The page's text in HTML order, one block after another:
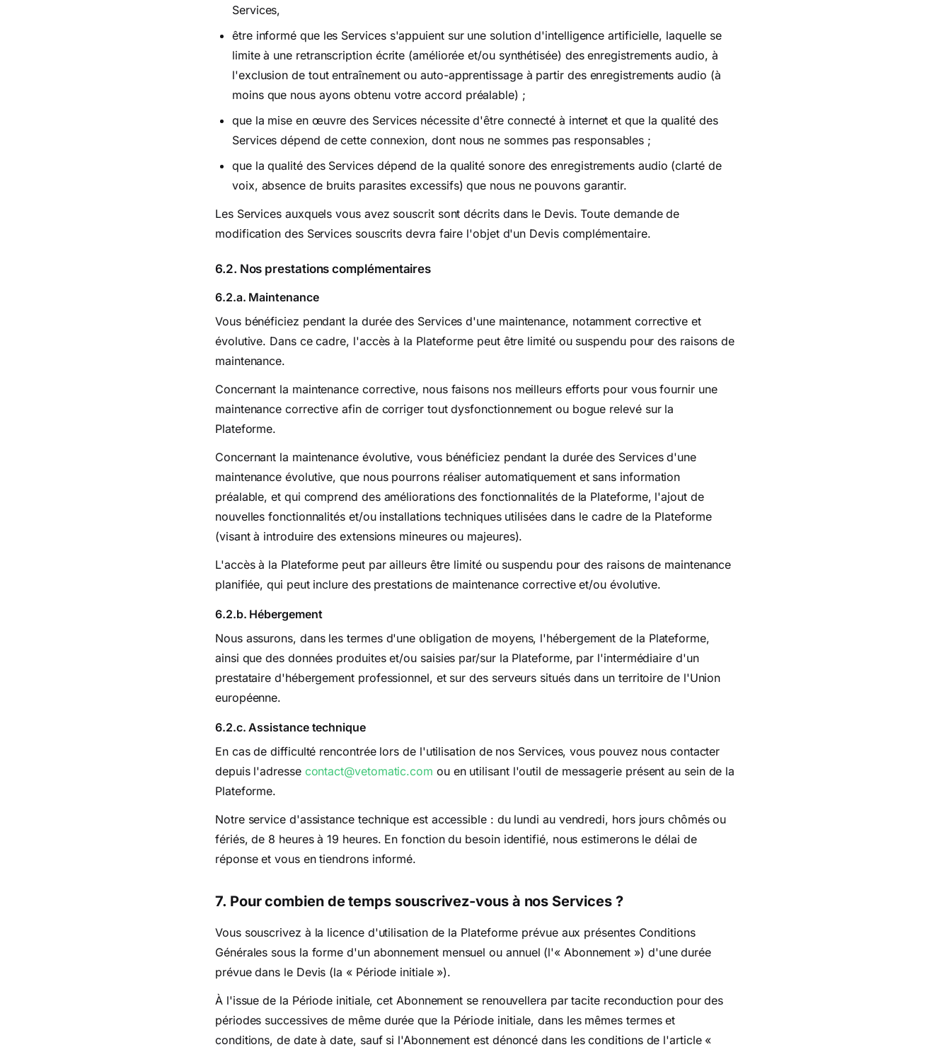
Services,
être informé que les Services s'appuient sur une solution d'intelligence artificielle, laquelle se
limite à une retranscription écrite (améliorée et/ou synthétisée) des enregistrements audio, à
l'exclusion de tout entraînement ou auto-apprentissage à partir des enregistrements audio (à
moins que nous ayons obtenu votre accord préalable) ;
que la mise en œuvre des Services nécessite d'être connecté à internet et que la qualité des
Services dépend de cette connexion, dont nous ne sommes pas responsables ;
que la qualité des Services dépend de la qualité sonore des enregistrements audio (clarté de
voix, absence de bruits parasites excessifs) que nous ne pouvons garantir.
Les Services auxquels vous avez souscrit sont décrits dans le Devis. Toute demande de
modification des Services souscrits devra faire l'objet d'un Devis complémentaire.
6.2. Nos prestations complémentaires
6.2.a. Maintenance
Vous bénéficiez pendant la durée des Services d'une maintenance, notamment corrective et
évolutive. Dans ce cadre, l'accès à la Plateforme peut être limité ou suspendu pour des raisons de
maintenance.
Concernant la maintenance corrective, nous faisons nos meilleurs efforts pour vous fournir une
maintenance corrective afin de corriger tout dysfonctionnement ou bogue relevé sur la
Plateforme.
Concernant la maintenance évolutive, vous bénéficiez pendant la durée des Services d'une
maintenance évolutive, que nous pourrons réaliser automatiquement et sans information
préalable, et qui comprend des améliorations des fonctionnalités de la Plateforme, l'ajout de
nouvelles fonctionnalités et/ou installations techniques utilisées dans le cadre de la Plateforme
(visant à introduire des extensions mineures ou majeures).
L'accès à la Plateforme peut par ailleurs être limité ou suspendu pour des raisons de maintenance
planifiée, qui peut inclure des prestations de maintenance corrective et/ou évolutive.
6.2.b. Hébergement
Nous assurons, dans les termes d'une obligation de moyens, l'hébergement de la Plateforme,
ainsi que des données produites et/ou saisies par/sur la Plateforme, par l'intermédiaire d'un
prestataire d'hébergement professionnel, et sur des serveurs situés dans un territoire de l'Union
européenne.
6.2.c. Assistance technique
En cas de difficulté rencontrée lors de l'utilisation de nos Services, vous pouvez nous contacter
depuis l'adresse contact@vetomatic.com ou en utilisant l'outil de messagerie présent au sein de la
Plateforme.
Notre service d'assistance technique est accessible : du lundi au vendredi, hors jours chômés ou
fériés, de 8 heures à 19 heures. En fonction du besoin identifié, nous estimerons le délai de
réponse et vous en tiendrons informé.
7. Pour combien de temps souscrivez-vous à nos Services ?
Vous souscrivez à la licence d'utilisation de la Plateforme prévue aux présentes Conditions
Générales sous la forme d'un abonnement mensuel ou annuel (l'« Abonnement ») d'une durée
prévue dans le Devis (la « Période initiale »).
À l'issue de la Période initiale, cet Abonnement se renouvellera par tacite reconduction pour des
périodes successives de même durée que la Période initiale, dans les mêmes termes et
conditions, de date à date, sauf si l'Abonnement est dénoncé dans les conditions de l'article «